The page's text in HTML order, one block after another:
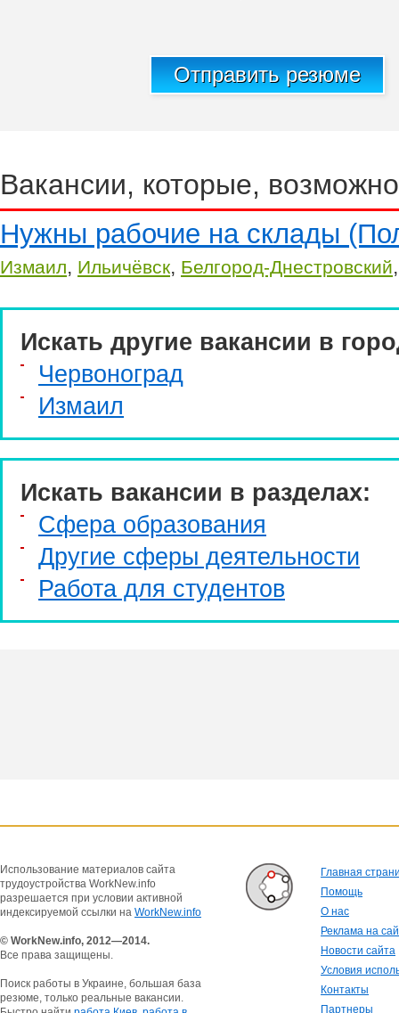
Отправить резюме
Вакансии, которые,
Нужны рабочие на склады
Измаил, Ильичёвск, Белгород-Днестровский
Искать другие вакансии в
Червоноград
Измаил
Искать вакансии в разделах:
Сфера образования
Другие сферы деятельности
Работа для студентов
Использование материалов сайта
трудоустройства WorkNew.info
разрешается при условии активной
индексируемой ссылки на WorkNew.info
© WorkNew.info, 2012—2014.
Все права защищены.
Поиск работы в Украине, большая база
резюме, только реальные вакансии.
Главная
Помощь
О нас
Реклама на
Новости сайта
Условия
Контакты
Партнеры